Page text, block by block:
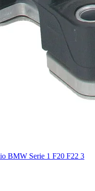
BMW Serie 1 F20 F22 3